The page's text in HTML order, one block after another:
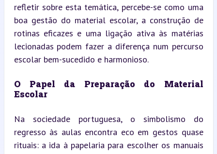
refletir sobre esta temática, percebe-se como uma
boa gestão do material escolar, a construção de
rotinas eficazes e uma ligação ativa às matérias
lecionadas podem fazer a diferença num percurso
escolar bem-sucedido e harmonioso.
O Papel da Preparação do Material
Escolar
Na sociedade portuguesa, o simbolismo do
regresso às aulas encontra eco em gestos quase
rituais: a ida à papelaria para escolher os manuais